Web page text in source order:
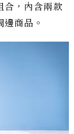
合，內含兩款
邊商品。